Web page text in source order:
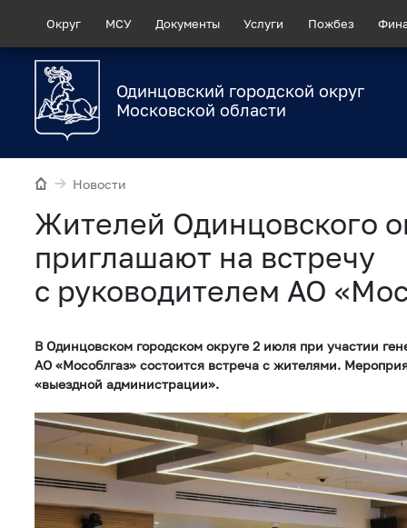
Округ МСУ Документы Услуги Пожбез
Одинцовский городской округ
Московской области
Новости
Жителей Одинцовского
приглашают на встречу
с руководителем АО
В Одинцовском городском округе 2 июля при участии
АО «Мособлгаз» состоится встреча с жителями.
«выездной администрации».